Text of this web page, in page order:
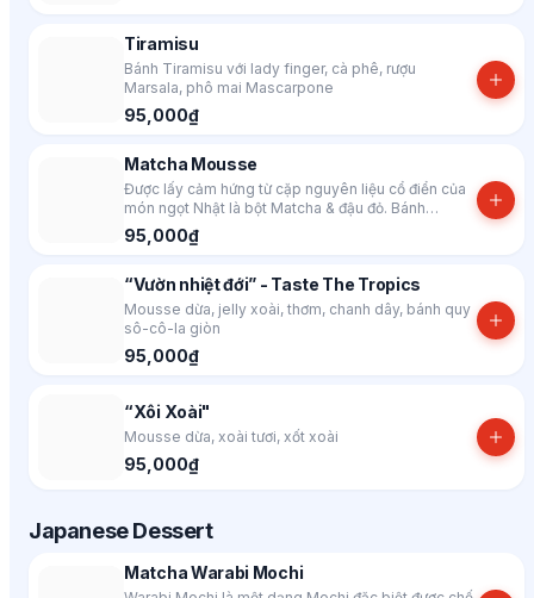
Tiramisu
Bánh Tiramisu với lady finger, cà phê, rượu
Marsala, phô mai Mascarpone
95,000₫
Matcha Mousse
Được lấy cảm hứng từ cặp nguyên liệu cổ điển của
món ngọt Nhật là bột Matcha & đậu đỏ. Bánh
mousse nhẹ nhàng nhiều lớp với vị matcha, đậu đỏ,
ganache sô-cô-la trắng kèm với lớp sponge
95,000₫
“Vườn nhiệt đới” - Taste The Tropics
Mousse dừa, jelly xoài, thơm, chanh dây, bánh quy
sô-cô-la giòn
95,000₫
“Xôi Xoài"
Mousse dừa, xoài tươi, xốt xoài
95,000₫
Japanese Dessert
Matcha Warabi Mochi